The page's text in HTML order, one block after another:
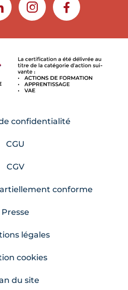
INSTAGRAMFACEBOOK
confidentialité
CGU
CGV
conforme
Presse
légales
cookies
du site